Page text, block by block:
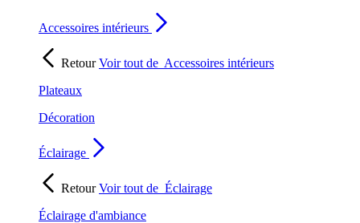
Accessoires intérieurs
RetourVoir tout de Accessoires intérieurs
Plateaux
Décoration
Éclairage
RetourVoir tout de Éclairage
Éclairage d'ambiance